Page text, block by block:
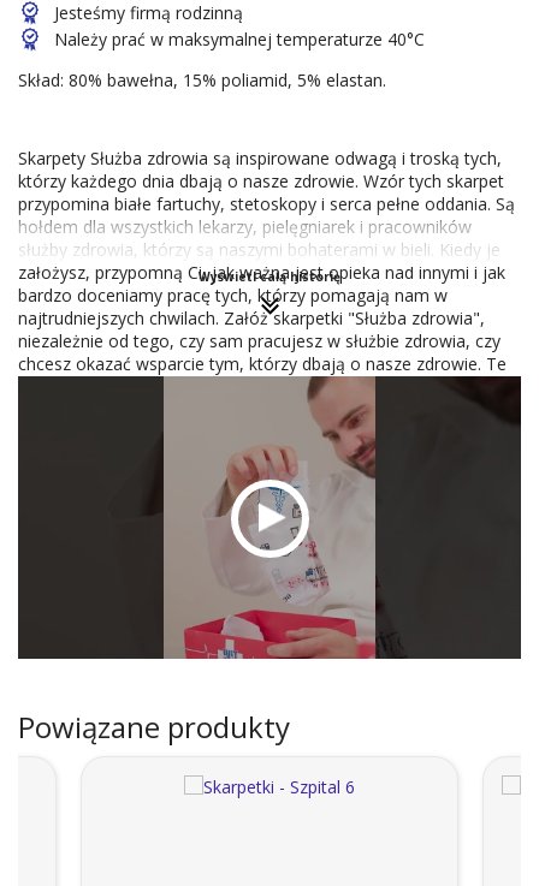
Jesteśmy firmą rodzinną
Należy prać w maksymalnej temperaturze 40°C
Skład: 80% bawełna, 15% poliamid, 5% elastan.
Skarpety Służba zdrowia są inspirowane odwagą i troską tych,
którzy każdego dnia dbają o nasze zdrowie. Wzór tych skarpet
przypomina białe fartuchy, stetoskopy i serca pełne oddania. Są
hołdem dla wszystkich lekarzy, pielęgniarek i pracowników
służby zdrowia, którzy są naszymi bohaterami w bieli. Kiedy je
założysz, przypomną Ci, jak ważna jest opieka nad innymi i jak
bardzo doceniamy pracę tych, którzy pomagają nam w
najtrudniejszych chwilach. Załóż skarpetki "Służba zdrowia",
niezależnie od tego, czy sam pracujesz w służbie zdrowia, czy
chcesz okazać wsparcie tym, którzy dbają o nasze zdrowie. Te
skarpetki to nie tylko modny dodatek, ale również symbol.
Wyświetl całą historię
Powiązane produkty